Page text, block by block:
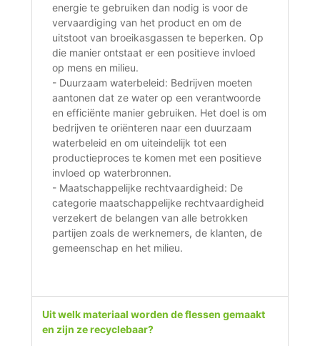
energie te gebruiken dan nodig is voor de
vervaardiging van het product en om de
uitstoot van broeikasgassen te beperken. Op
die manier ontstaat er een positieve invloed
op mens en milieu.
- Duurzaam waterbeleid: Bedrijven moeten
aantonen dat ze water op een verantwoorde
en efficiënte manier gebruiken. Het doel is om
bedrijven te oriënteren naar een duurzaam
waterbeleid en om uiteindelijk tot een
productieproces te komen met een positieve
invloed op waterbronnen.
- Maatschappelijke rechtvaardigheid: De
categorie maatschappelijke rechtvaardigheid
verzekert de belangen van alle betrokken
partijen zoals de werknemers, de klanten, de
gemeenschap en het milieu.
Uit welk materiaal worden de flessen gemaakt
en zijn ze recyclebaar?